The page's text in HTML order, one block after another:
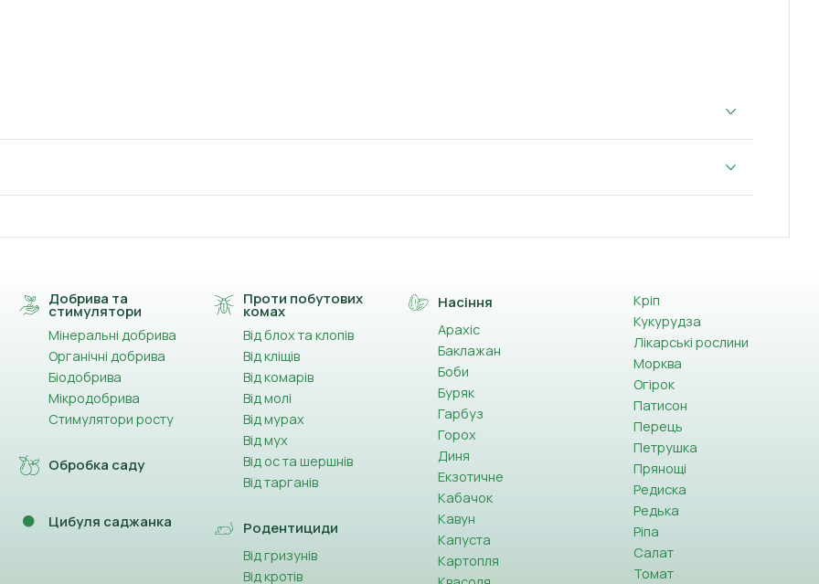
Добрива та
стимулятори
Мінеральні добрива
Органічні добрива
Біодобрива
Мікродобрива
Стимулятори росту
Обробка саду
Цибуля саджанка
Проти побутових
комах
Від блох та клопів
Від кліщів
Від комарів
Від молі
Від мурах
Від мух
Від ос та шершнів
Від тарганів
Родентициди
Від гризунів
Від кротів
Насіння
Арахіс
Баклажан
Боби
Буряк
Гарбуз
Горох
Диня
Екзотичне
Кабачок
Кавун
Капуста
Картопля
Кріп
Кукурудза
Лікарські рослини
Морква
Огірок
Патисон
Перець
Петрушка
Прянощі
Редиска
Редька
Ріпа
Салат
Томат